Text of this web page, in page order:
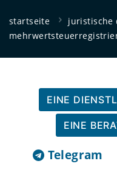
startseite
juristische
EINE
EINE
Telegram